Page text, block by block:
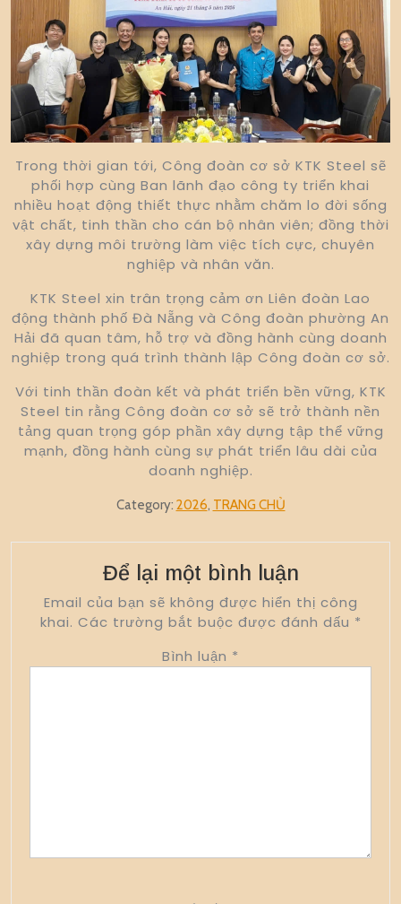
Trong thời gian tới, Công đoàn cơ sở KTK Steel sẽ
phối hợp cùng Ban lãnh đạo công ty triển khai
nhiều hoạt động thiết thực nhằm chăm lo đời sống
vật chất, tinh thần cho cán bộ nhân viên; đồng thời
xây dựng môi trường làm việc tích cực, chuyên
nghiệp và nhân văn.
KTK Steel xin trân trọng cảm ơn Liên đoàn Lao
động thành phố Đà Nẵng và Công đoàn phường An
Hải đã quan tâm, hỗ trợ và đồng hành cùng doanh
nghiệp trong quá trình thành lập Công đoàn cơ sở.
Với tinh thần đoàn kết và phát triển bền vững, KTK
Steel tin rằng Công đoàn cơ sở sẽ trở thành nền
tảng quan trọng góp phần xây dựng tập thể vững
mạnh, đồng hành cùng sự phát triển lâu dài của
doanh nghiệp.
Category: 2026, TRANG CHỦ
Để lại một bình luận
Email của bạn sẽ không được hiển thị công
khai. Các trường bắt buộc được đánh dấu *
Bình luận *